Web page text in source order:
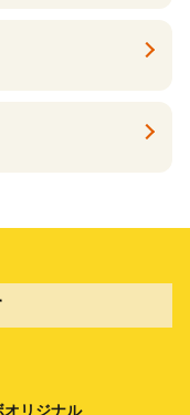
オリジナル